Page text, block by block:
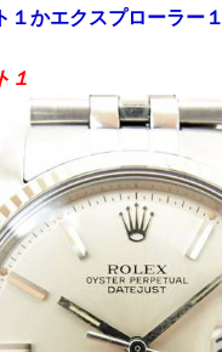
１かエクスプローラー１
１